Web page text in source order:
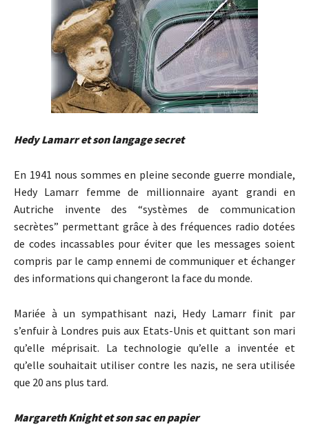
Hedy Lamarr et son langage secret
En 1941 nous sommes en pleine seconde guerre mondiale,
Hedy Lamarr femme de millionnaire ayant grandi en
Autriche invente des “systèmes de communication
secrètes” permettant grâce à des fréquences radio dotées
de codes incassables pour éviter que les messages soient
compris par le camp ennemi de communiquer et échanger
des informations qui changeront la face du monde.
Mariée à un sympathisant nazi, Hedy Lamarr finit par
s’enfuir à Londres puis aux Etats-Unis et quittant son mari
qu’elle méprisait. La technologie qu’elle a inventée et
qu’elle souhaitait utiliser contre les nazis, ne sera utilisée
que 20 ans plus tard.
Margareth Knight et son sac en papier